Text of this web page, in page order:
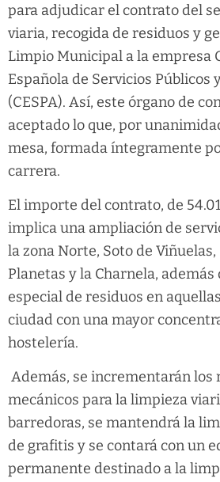
para adjudicar el contrato del
viaria, recogida de residuos y
Limpio Municipal a la empresa
Española de Servicios Públicos
(CESPA). Así, este órgano de
aceptado lo que, por
mesa, formada íntegramente
carrera.
El importe del contrato, de
implica una ampliación de
la zona Norte, Soto de Viñuelas,
Planetas y la Charnela,
especial de residuos en
ciudad con una mayor
hostelería.
Además, se incrementarán los
mecánicos para la limpieza
barredoras, se mantendrá la
de grafitis y se contará con un
permanente destinado a la